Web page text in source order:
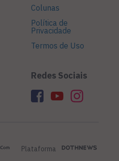
Colunas
Política de
Privacidade
Termos de Uso
Redes Sociais
Plataforma